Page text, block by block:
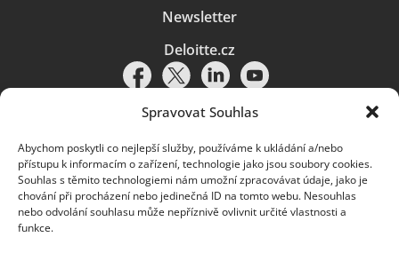
Spravovat Souhlas
Abychom poskytli co nejlepší služby, používáme k ukládání a/nebo
přístupu k informacím o zařízení, technologie jako jsou soubory cookies.
Souhlas s těmito technologiemi nám umožní zpracovávat údaje, jako je
chování při procházení nebo jedinečná ID na tomto webu. Nesouhlas
nebo odvolání souhlasu může nepříznivě ovlivnit určité vlastnosti a
funkce.
Newsletter
Deloitte.cz
Pravidla používání|Ochrana osobních údajů|Soubory cookies |
Deloitte.cz
© 2026. Více informací najdete vPravidlech používání.
Deloitte označuje jednu či více společností globální sítě členských